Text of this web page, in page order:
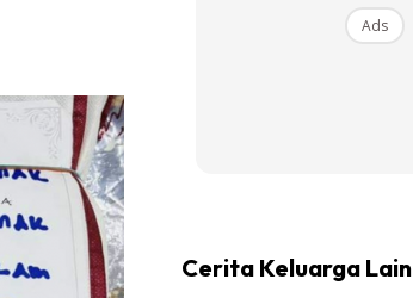
Ads
Cerita Keluarga Lain